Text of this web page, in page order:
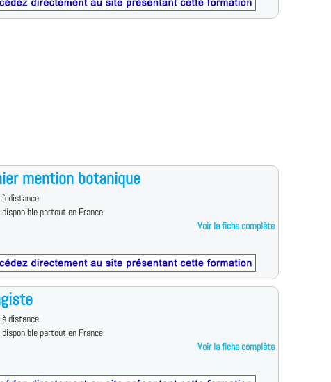
mention botanique
distance
partout en France
Voir la fiche complète
distance
partout en France
Voir la fiche complète